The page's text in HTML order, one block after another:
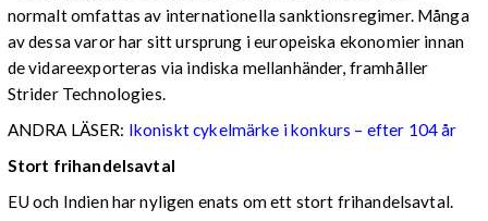
normalt omfattas av internationella sanktionsregimer. Många
av dessa varor har sitt ursprung i europeiska ekonomier innan
de vidareexporteras via indiska mellanhänder, framhåller
Strider Technologies.
ANDRA LÄSER: Ikoniskt cykelmärke i konkurs – efter 104 år
Stort frihandelsavtal
EU och Indien har nyligen enats om ett stort frihandelsavtal.